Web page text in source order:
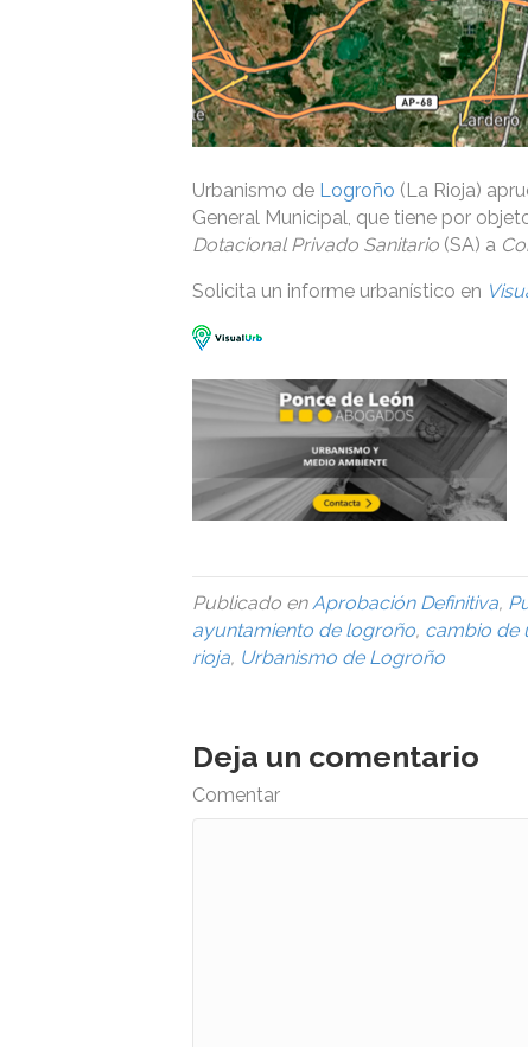
Urbanismo de Logroño (La Rioja)
General Municipal, que tiene por
Dotacional Privado Sanitario (SA) a
Solicita un informe urbanístico en
Publicado enAprobación Definitiva,
ayuntamiento de logroño, cambio de
rioja, Urbanismo de Logroño
Deja un comentario
Comentar